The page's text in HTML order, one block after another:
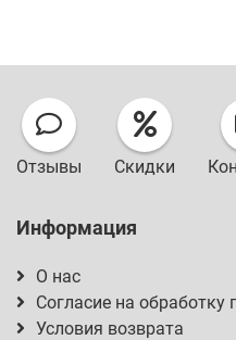
Отзывы Скидки
Информация
О нас
Согласие на
Условия возврата